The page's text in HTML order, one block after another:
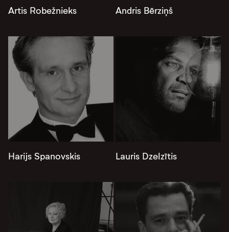
Artis Robežnieks Andris Bērziņš
Harijs Spanovskis Lauris Dzelzītis